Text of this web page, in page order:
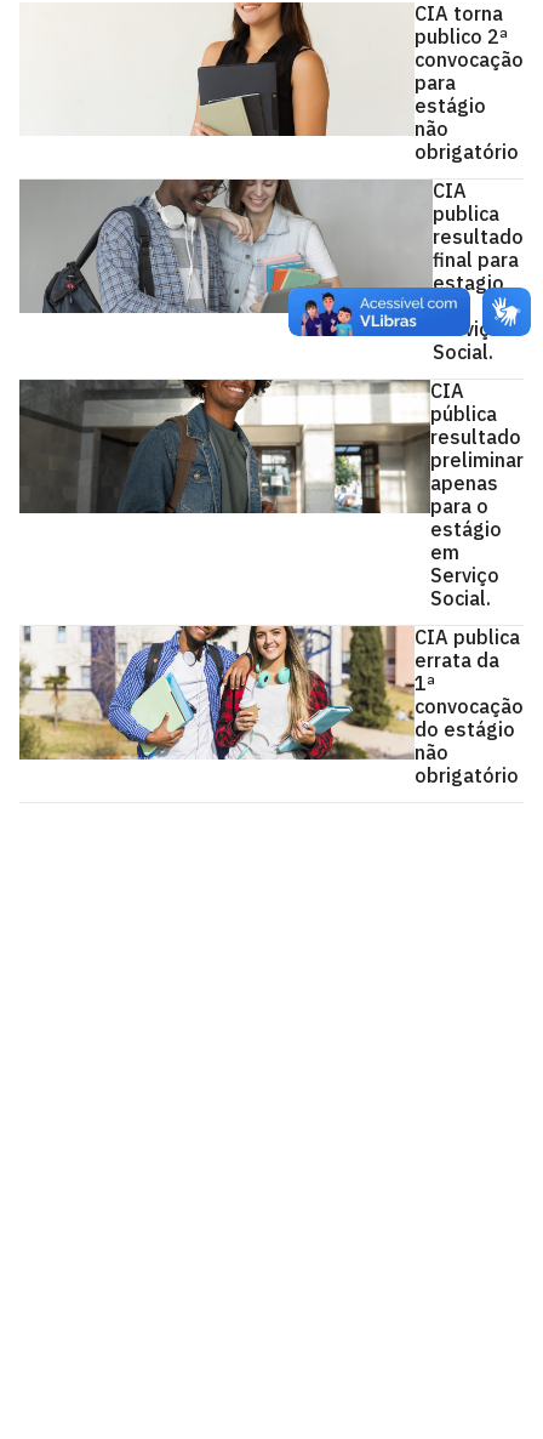
CIA torna
publico 2ª
convocação
para
estágio
não
obrigatório
CIA
publica
resultado
final para
estagio
em
Serviço
Social.
CIA
pública
resultado
preliminar
apenas
para o
estágio
em
Serviço
Social.
CIA publica
errata da
1ª
convocação
do estágio
não
obrigatório